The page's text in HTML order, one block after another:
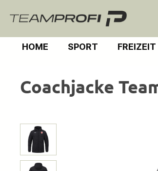
Zur Hauptnavigation springen
HOME SPORT FREIZEIT
Coachjacke
Bildergalerie überspringen